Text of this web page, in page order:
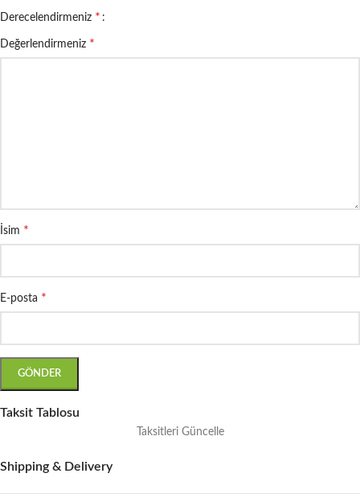
Derecelendirmeniz *
Değerlendirmeniz *
İsim *
E-posta *
Taksit Tablosu
Taksitleri Güncelle
Shipping & Delivery